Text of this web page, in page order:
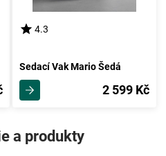
4.3
Sedací Vak Mario Šedá
2 599 Kč
a produkty